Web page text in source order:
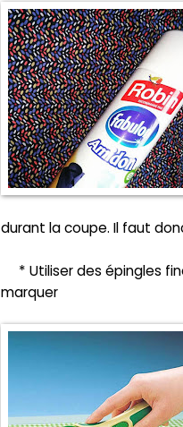
durant la coupe. Il faut
* Utiliser des épingles
marquer